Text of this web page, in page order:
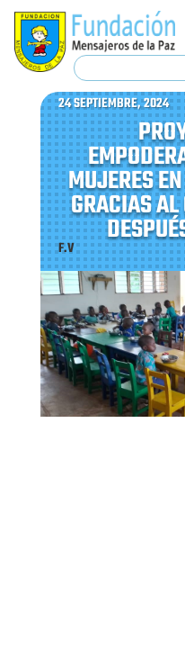
24 SEPTIEMBRE, 2024
MUJERES
GRACIAS
F.V